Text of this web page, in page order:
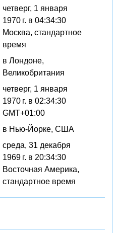
четверг, 1 января
1970 г. в 04:34:30
Москва, стандартное
время
в Лондоне,
Великобритания
четверг, 1 января
1970 г. в 02:34:30
GMT+01:00
в Нью-Йорке, США
среда, 31 декабря
1969 г. в 20:34:30
Восточная Америка,
стандартное время